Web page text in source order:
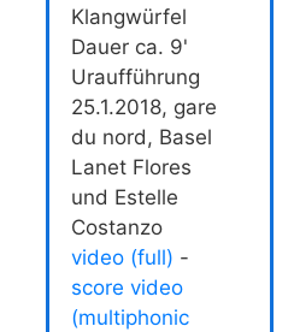
Klangwürfel
Dauer ca. 9'
Uraufführung
25.1.2018, gare
du nord, Basel
Lanet Flores
und Estelle
Costanzo
video (full) -
score video
(multiphonic